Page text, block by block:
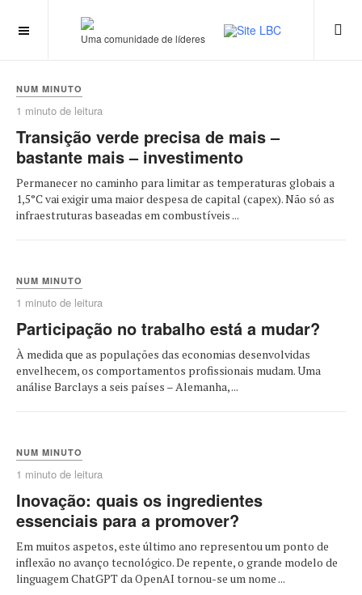
Uma comunidade de líderes
NUM MINUTO
1 minuto de leitura
Transição verde precisa de mais –
bastante mais – investimento
Permanecer no caminho para limitar as temperaturas globais a
1,5°C vai exigir uma maior despesa de capital (capex). Não só as
infraestruturas baseadas em combustíveis ...
NUM MINUTO
1 minuto de leitura
Participação no trabalho está a mudar?
À medida que as populações das economias desenvolvidas
envelhecem, os comportamentos profissionais mudam. Uma
análise Barclays a seis países – Alemanha, ...
NUM MINUTO
1 minuto de leitura
Inovação: quais os ingredientes
essenciais para a promover?
Em muitos aspetos, este último ano representou um ponto de
inflexão no avanço tecnológico. De repente, o grande modelo de
linguagem ChatGPT da OpenAI tornou-se um nome ...